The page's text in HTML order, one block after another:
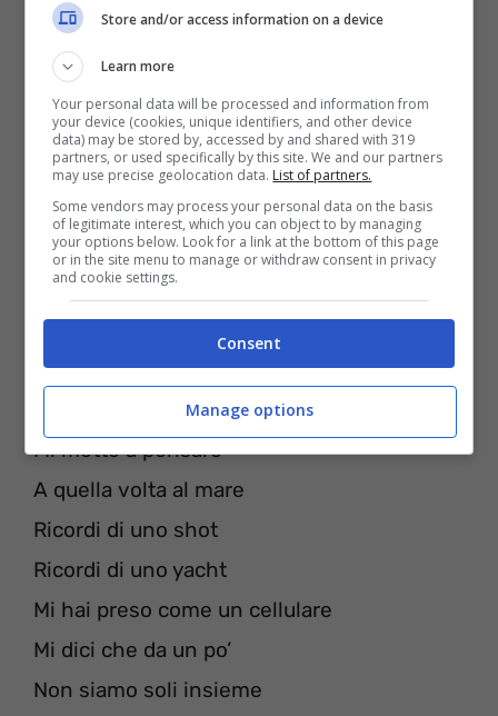
ancora
Abbiamo un’estate intera e
Non basterà una notte sola
[Post-Ritornello]
Laila-laila-laila
Laila-laila-laila
Laila-laila-laila
Mi metto a pensare
A quella volta al mare
Ricordi di uno shot
Ricordi di uno yacht
Mi hai preso come un cellulare
Mi dici che da un po’
Non siamo soli insieme
Store and/or access information on a device
Learn more
Your personal data will be processed and information from
your device (cookies, unique identifiers, and other device
data) may be stored by, accessed by and shared with 319
partners, or used specifically by this site. We and our partners
may use precise geolocation data. List of partners.
Some vendors may process your personal data on the basis
of legitimate interest, which you can object to by managing
your options below. Look for a link at the bottom of this page
or in the site menu to manage or withdraw consent in privacy
and cookie settings.
Consent
Manage options